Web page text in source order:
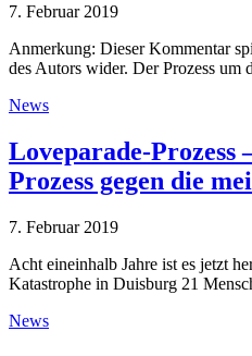
7. Februar 2019
Anmerkung: Dieser Kommentar
des Autors wider. Der Prozess
News
Loveparade-Prozess
Prozess gegen die
7. Februar 2019
Acht eineinhalb Jahre ist es jetzt
Katastrophe in Duisburg 21
News